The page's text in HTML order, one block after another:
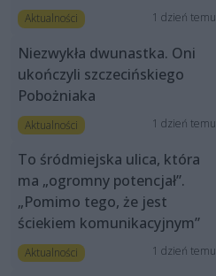
Aktualności 1 dzień temu
Niezwykła dwunastka. Oni
ukończyli szczecińskiego
Pobożniaka
Aktualności 1 dzień temu
To śródmiejska ulica, która
ma „ogromny potencjał”.
„Pomimo tego, że jest
ściekiem komunikacyjnym”
Aktualności 1 dzień temu